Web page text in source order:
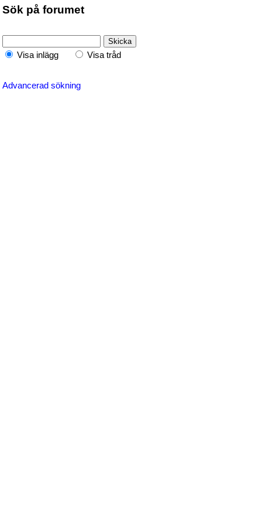
Sök på forumet
Visa inlägg Visa tråd
Advancerad sökning